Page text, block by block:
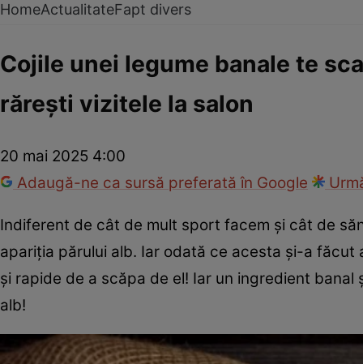
HomeActualitateFapt divers
Cojile unei legume banale te
rărești vizitele la salon
20 mai 2025 4:00
Adaugă-ne ca sursă preferată în Google
Indiferent de cât de mult sport facem și cât de
apariția părului alb. Iar odată ce acesta și-a
și rapide de a scăpa de el! Iar un ingredient
alb!